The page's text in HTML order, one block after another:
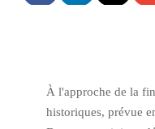
À l'approche de la
historiques, prévue